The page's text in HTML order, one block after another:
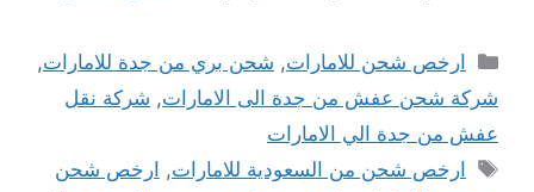
التصنيفات
ارخص شحن للامارات, شحن بري من جدة للامارات,
شركة شحن عفش من جدة الى الامارات, شركة نقل
عفش من جدة الي الامارات
الوسوم
ارخص شحن من السعودية للامارات, ارخص شحن